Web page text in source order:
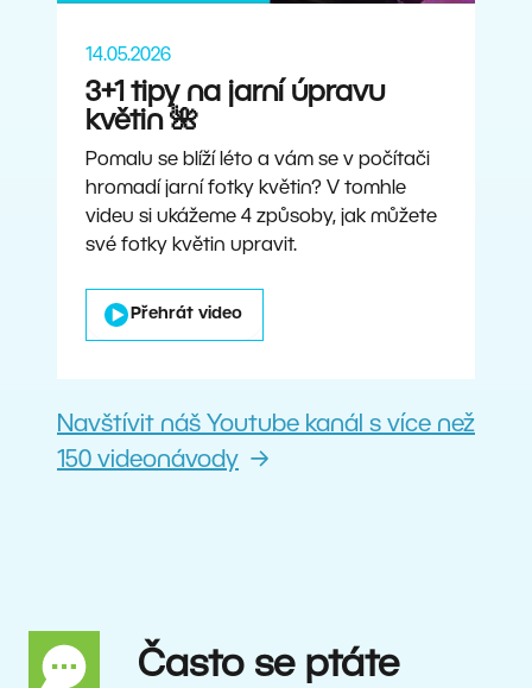
14.05.2026
3+1 tipy na jarní úpravu
květin 🌺
Pomalu se blíží léto a vám se v počítači
hromadí jarní fotky květin? V tomhle
videu si ukážeme 4 způsoby, jak můžete
své fotky květin upravit.
Přehrát video
Navštívit náš Youtube kanál s více než
150 videonávody
Často se ptáte